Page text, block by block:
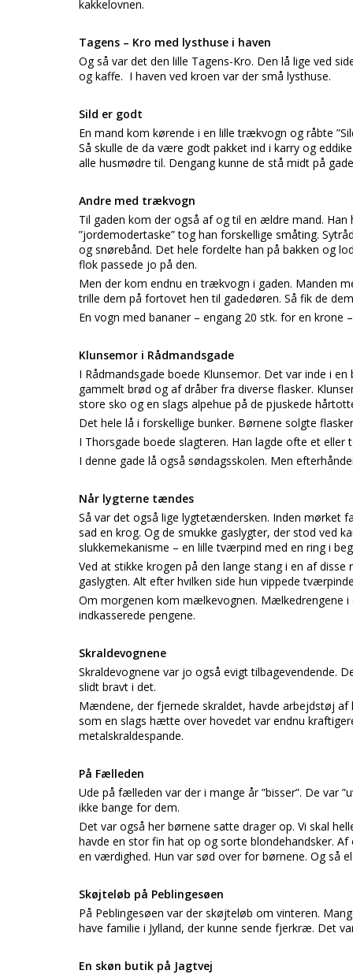
kakkelovnen.
Tagens – Kro med lysthuse i haven
Og så var det den lille Tagens-Kro. Den lå lige ved
og kaffe. I haven ved kroen var der små lysthuse.
Sild er godt
En mand kom kørende i en lille trækvogn og råbte
Så skulle de da være godt pakket ind i karry og
alle husmødre til. Dengang kunne de stå midt på
Andre med trækvogn
Til gaden kom der også af og til en ældre mand.
”jordemodertaske” tog han forskellige småting.
og snørebånd. Det hele fordelte han på bakken og
flok passede jo på den.
Men der kom endnu en trækvogn i gaden. Manden
trille dem på fortovet hen til gadedøren. Så fik de
En vogn med bananer – engang 20 stk. for en krone
Klunsemor i Rådmandsgade
I Rådmandsgade boede Klunsemor. Det var inde i
gammelt brød og af dråber fra diverse flasker.
store sko og en slags alpehue på de pjuskede
Det hele lå i forskellige bunker. Børnene solgte
I Thorsgade boede slagteren. Han lagde ofte et eller
I denne gade lå også søndagsskolen. Men
Når lygterne tændes
Så var det også lige lygtetændersken. Inden mørket
sad en krog. Og de smukke gaslygter, der stod ved
slukkemekanisme – en lille tværpind med en ring i
Ved at stikke krogen på den lange stang i en af
gaslygten. Alt efter hvilken side hun vippede
Om morgenen kom mælkevognen. Mælkedrengene
indkasserede pengene.
Skraldevognene
Skraldevognene var jo også evigt tilbagevendende.
slidt bravt i det.
Mændene, der fjernede skraldet, havde arbejdstøj
som en slags hætte over hovedet var endnu
metalskraldespande.
På Fælleden
Ude på fælleden var der i mange år ”bisser”. De var
ikke bange for dem.
Det var også her børnene satte drager op. Vi skal
havde en stor fin hat op og sorte blondehandsker.
en værdighed. Hun var sød over for børnene. Og så
Skøjteløb på Peblingesøen
På Peblingesøen var der skøjteløb om vinteren.
have familie i Jylland, der kunne sende fjerkræ. Det
En skøn butik på Jagtvej